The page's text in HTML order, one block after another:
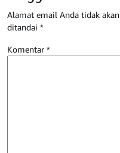
Alamat email Anda tidak
ditandai *
Komentar *